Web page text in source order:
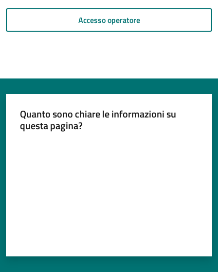
Accesso operatore
Quanto sono chiare le informazioni su
questa pagina?